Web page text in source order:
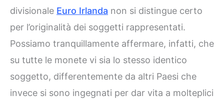
divisionale Euro Irlanda non si distingue certo
per l’originalità dei soggetti rappresentati.
Possiamo tranquillamente affermare, infatti, che
su tutte le monete vi sia lo stesso identico
soggetto, differentemente da altri Paesi che
invece si sono ingegnati per dar vita a molteplici